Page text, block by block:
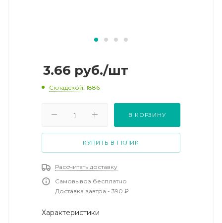
3.66 руб./шт
Складской: 1886
В КОРЗИНУ
КУПИТЬ В 1 КЛИК
Рассчитать доставку
Самовывоз бесплатно
Доставка завтра - 390 ₽
Характеристики